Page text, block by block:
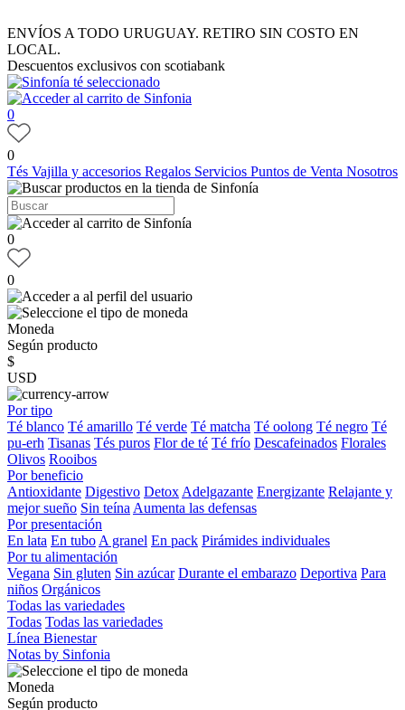
ENVÍOS A TODO URUGUAY. RETIRO SIN COSTO EN
LOCAL.
Descuentos exclusivos con scotiabank
0
0
Tés Vajilla y accesorios Regalos Servicios Puntos de Venta Nosotros
0
0
Moneda
Según producto
$
USD
Por tipo
Té blanco Té amarillo Té verde Té matcha Té oolong Té negro Té
pu-erh Tisanas Tés puros Flor de té Té frío Descafeinados Florales
Olivos Rooibos
Por beneficio
Antioxidante Digestivo Detox Adelgazante Energizante Relajante y
mejor sueño Sin teína Aumenta las defensas
Por presentación
En lata En tubo A granel En pack Pirámides individuales
Por tu alimentación
Vegana Sin gluten Sin azúcar Durante el embarazo Deportiva Para
niños Orgánicos
Todas las variedades
Todas Todas las variedades
Línea Bienestar
Notas by Sinfonia
Moneda
Según producto